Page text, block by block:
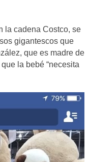
la cadena Costco, se
gigantescos que
que es madre de
la bebé “necesita